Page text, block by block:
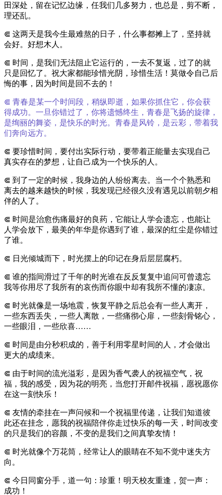
田深处，留在记忆边缘，任我们几多努力，也总是，剪不断，
理还乱。
⋐ 这两天是我今生最难熬的日子，什么事都摊上了，坚持就
会好。好想木人。
⋐ 时间，是我们无法阻止它运行的，一去不复返，过了的就
只是回忆了。祝大家都能珍惜光阴，珍惜生活！莫做令自己后
悔的事，因为时间是回不去的！
⋐ 青春是某一个时间段，稍纵即逝，如果你抓住它，你会获
得成功。一旦你错过了，你将遗憾终生，青春是飞扬的旋律，
是绚丽的舞姿，是快乐的时光。青春是风铃，是云彩，带着我
们奔向远方。
⋐ 要珍惜时间，要付出实际行动，要带着正能量去实现自己
真实存在的梦想，让自己成为一个快乐的人。
⋐ 到了一定的时候，我身边的人纷纷离去。当一个个熟悉和
离去的越来越快的时候，我发现已经很久没有遇见以前朝夕相
伴的人了。
⋐ 时间是治愈伤痛最好的良药，它能让人学会遗忘，也能让
人学会放下，最美的年华是你遇到了谁，最深的红尘是你错过
了谁。
⋐ 日光倾城而下，时光摆上的印记在身后层层腐朽。
⋐ 谁的指间滑过了千年的时光谁在反反复复中追问可曾遗忘
我等你用尽了我所有的哀伤而你眼中却有我所不懂的凄凉。
⋐ 时光就像是一场地震，恢复平静之后总会有一些人离开，
一些东西丢失，一些人离散，一些痛彻心扉，一些刻骨铭心，
一些眼泪，一些欣喜……
⋐ 时间是由分秒积成的，善于利用零星时间的人，才会做出
更大的成绩来。
⋐ 由于时间的流光溢彩，是因为香气袭人的祝福空气，祝
福，我的感受，因为花的明亮，当您打开邮件祝福，愿祝愿你
在这一刻快乐！
⋐ 友情的牵挂在一声问候和一个祝福里传递，让我们知道彼
此还在挂念，愿我的祝福陪伴你走过快乐的每一天，时间改变
的只是我们的容颜，不变的是我们之间真挚友情！
⋐ 时光就像个万花筒，经常让人的眼睛在不知不觉中迷失方
向。
⋐ 今日同窗分手，道一句：珍重！明天校友重逢，贺一声：
成功！